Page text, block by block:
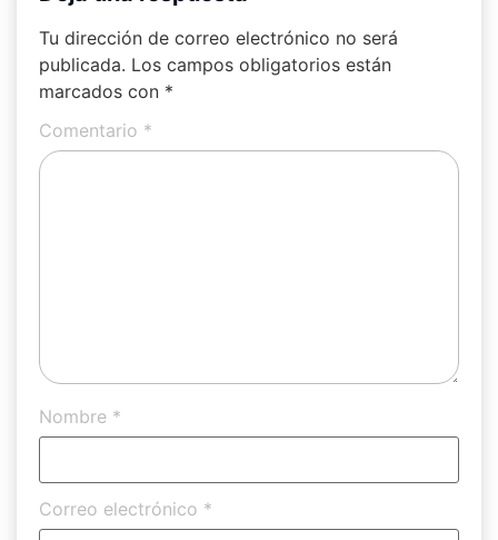
Tu dirección de correo electrónico no será
publicada. Los campos obligatorios están
marcados con *
Comentario *
Nombre *
Correo electrónico *